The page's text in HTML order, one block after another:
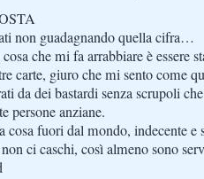
non guadagnando quella cifra…
che mi fa arrabbiare è essere
carte, giuro che mi sento come
da dei bastardi senza scrupoli
persone anziane.
cosa fuori dal mondo, indecente
ci caschi, così almeno sono